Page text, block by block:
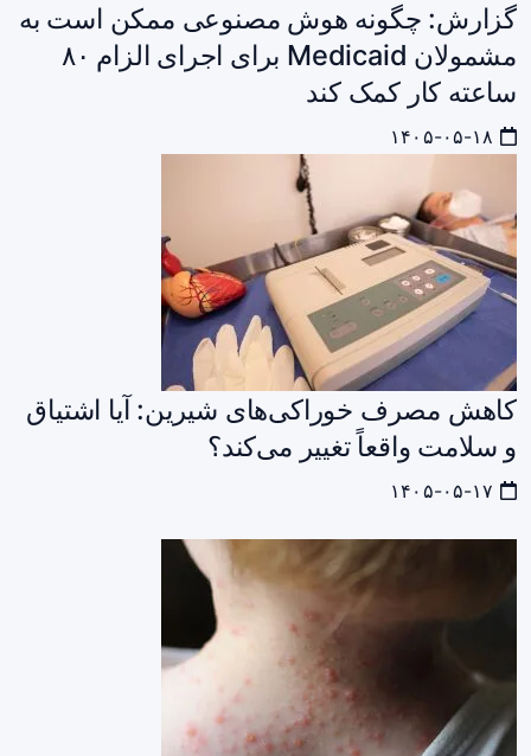
گزارش: چگونه هوش مصنوعی ممکن است به
مشمولان Medicaid برای اجرای الزام ۸۰
ساعته کار کمک کند
کاهش مصرف خوراکی‌های شیرین: آیا اشتیاق
و سلامت واقعاً تغییر می‌کند؟